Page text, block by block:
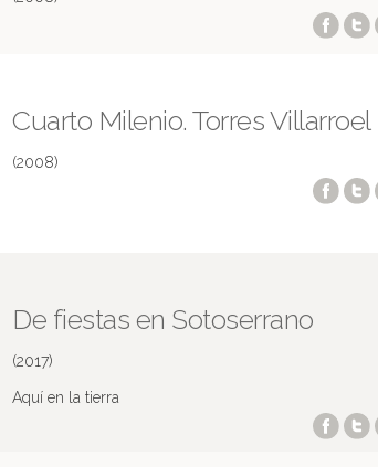
Cuarto Milenio. Torres Villarroel
(2008)
De fiestas en Sotoserrano
(2017)
Aquí en la tierra